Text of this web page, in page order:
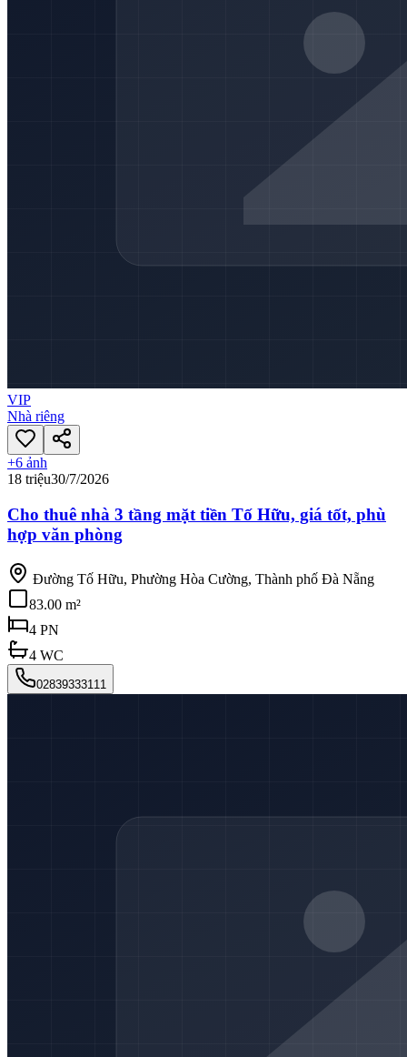
VIP
Nhà riêng
+6 ảnh
18 triệu30/7/2026
Cho thuê nhà 3 tầng mặt tiền Tố Hữu, giá tốt, phù
hợp văn phòng
Đường Tố Hữu, Phường Hòa Cường, Thành phố Đà Nẵng
83.00 m²
4 PN
4 WC
02839333111